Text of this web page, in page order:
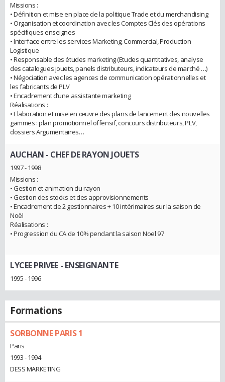
Missions :
• Définition et mise en place de la politique Trade et du merchandising
• Organisation et coordination avec les Comptes Clés des opérations
spécifiques enseignes
• Interface entre les services Marketing, Commercial, Production
Logistique
• Responsable des études marketing (Etudes quantitatives, analyse
des catalogues jouets, panels distributeurs, indicateurs de marché …)
• Négociation avec les agences de communication opérationnelles et
les fabricants de PLV
• Encadrement d’une assistante marketing
Réalisations :
• Elaboration et mise en œuvre des plans de lancement des nouvelles
gammes : plan promotionnel offensif, concours distributeurs, PLV,
dossiers Argumentaires…
AUCHAN - CHEF DE RAYON JOUETS
1997 - 1998
Missions :
• Gestion et animation du rayon
• Gestion des stocks et des approvisionnements
• Encadrement de 2 gestionnaires + 10 intérimaires sur la saison de
Noël
Réalisations :
• Progression du CA de 10% pendant la saison Noel 97
LYCEE PRIVEE - ENSEIGNANTE
1995 - 1996
Formations
SORBONNE PARIS 1
Paris
1993 - 1994
DESS MARKETING